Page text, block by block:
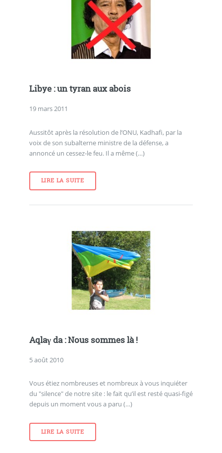
Libye : un tyran aux abois
19 mars 2011
Aussitôt après la résolution de l’ONU, Kadhafi, par la
voix de son subalterne ministre de la défense, a
annoncé un cessez-le feu. Il a même (…)
LIRE LA SUITE
Aqlaγ da : Nous sommes là !
5 août 2010
Vous étiez nombreuses et nombreux à vous inquiéter
du "silence" de notre site : le fait qu’il est resté quasi-figé
depuis un moment vous a paru (…)
LIRE LA SUITE